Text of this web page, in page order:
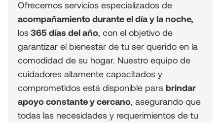
Ofrecemos servicios especializados de
acompañamiento durante el día y la noche,
los365 días del año, con el objetivo de
garantizar el bienestar de tu ser querido en la
comodidad de su hogar. Nuestro equipo de
cuidadores altamente capacitados y
comprometidos está disponible para brindar
apoyo constante y cercano, asegurando que
todas las necesidades y requerimientos de tu